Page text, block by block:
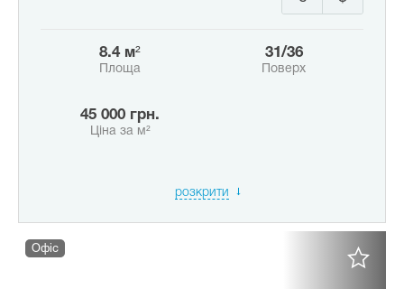
8.4 м²
Площа
31/36
Поверх
45 000 грн.
Ціна за м²
розкрити
Офіс